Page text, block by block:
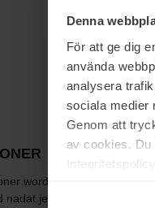
Denna
För att ge dig
använda
analysera
sociala medier
Genom att
av cookies.
Integritetspolicy.
wordt na de shampoo
nadat je je shampoo hebt